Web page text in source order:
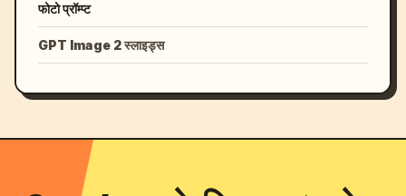
फोटो प्रॉम्प्ट
GPT Image 2 स्लाइड्स